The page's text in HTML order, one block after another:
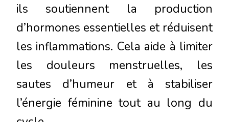
ils soutiennent la production
d’hormones essentielles et réduisent
les inflammations. Cela aide à limiter
les douleurs menstruelles, les
sautes d’humeur et à stabiliser
l’énergie féminine tout au long du